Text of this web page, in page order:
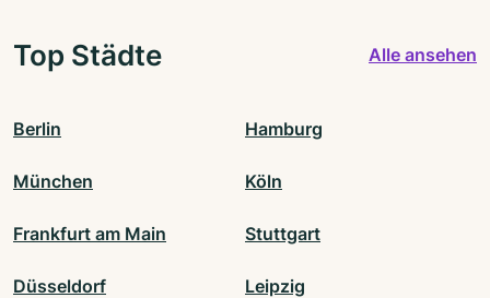
Top Städte Alle ansehen
Berlin Hamburg
München Köln
Frankfurt am Main Stuttgart
Düsseldorf Leipzig